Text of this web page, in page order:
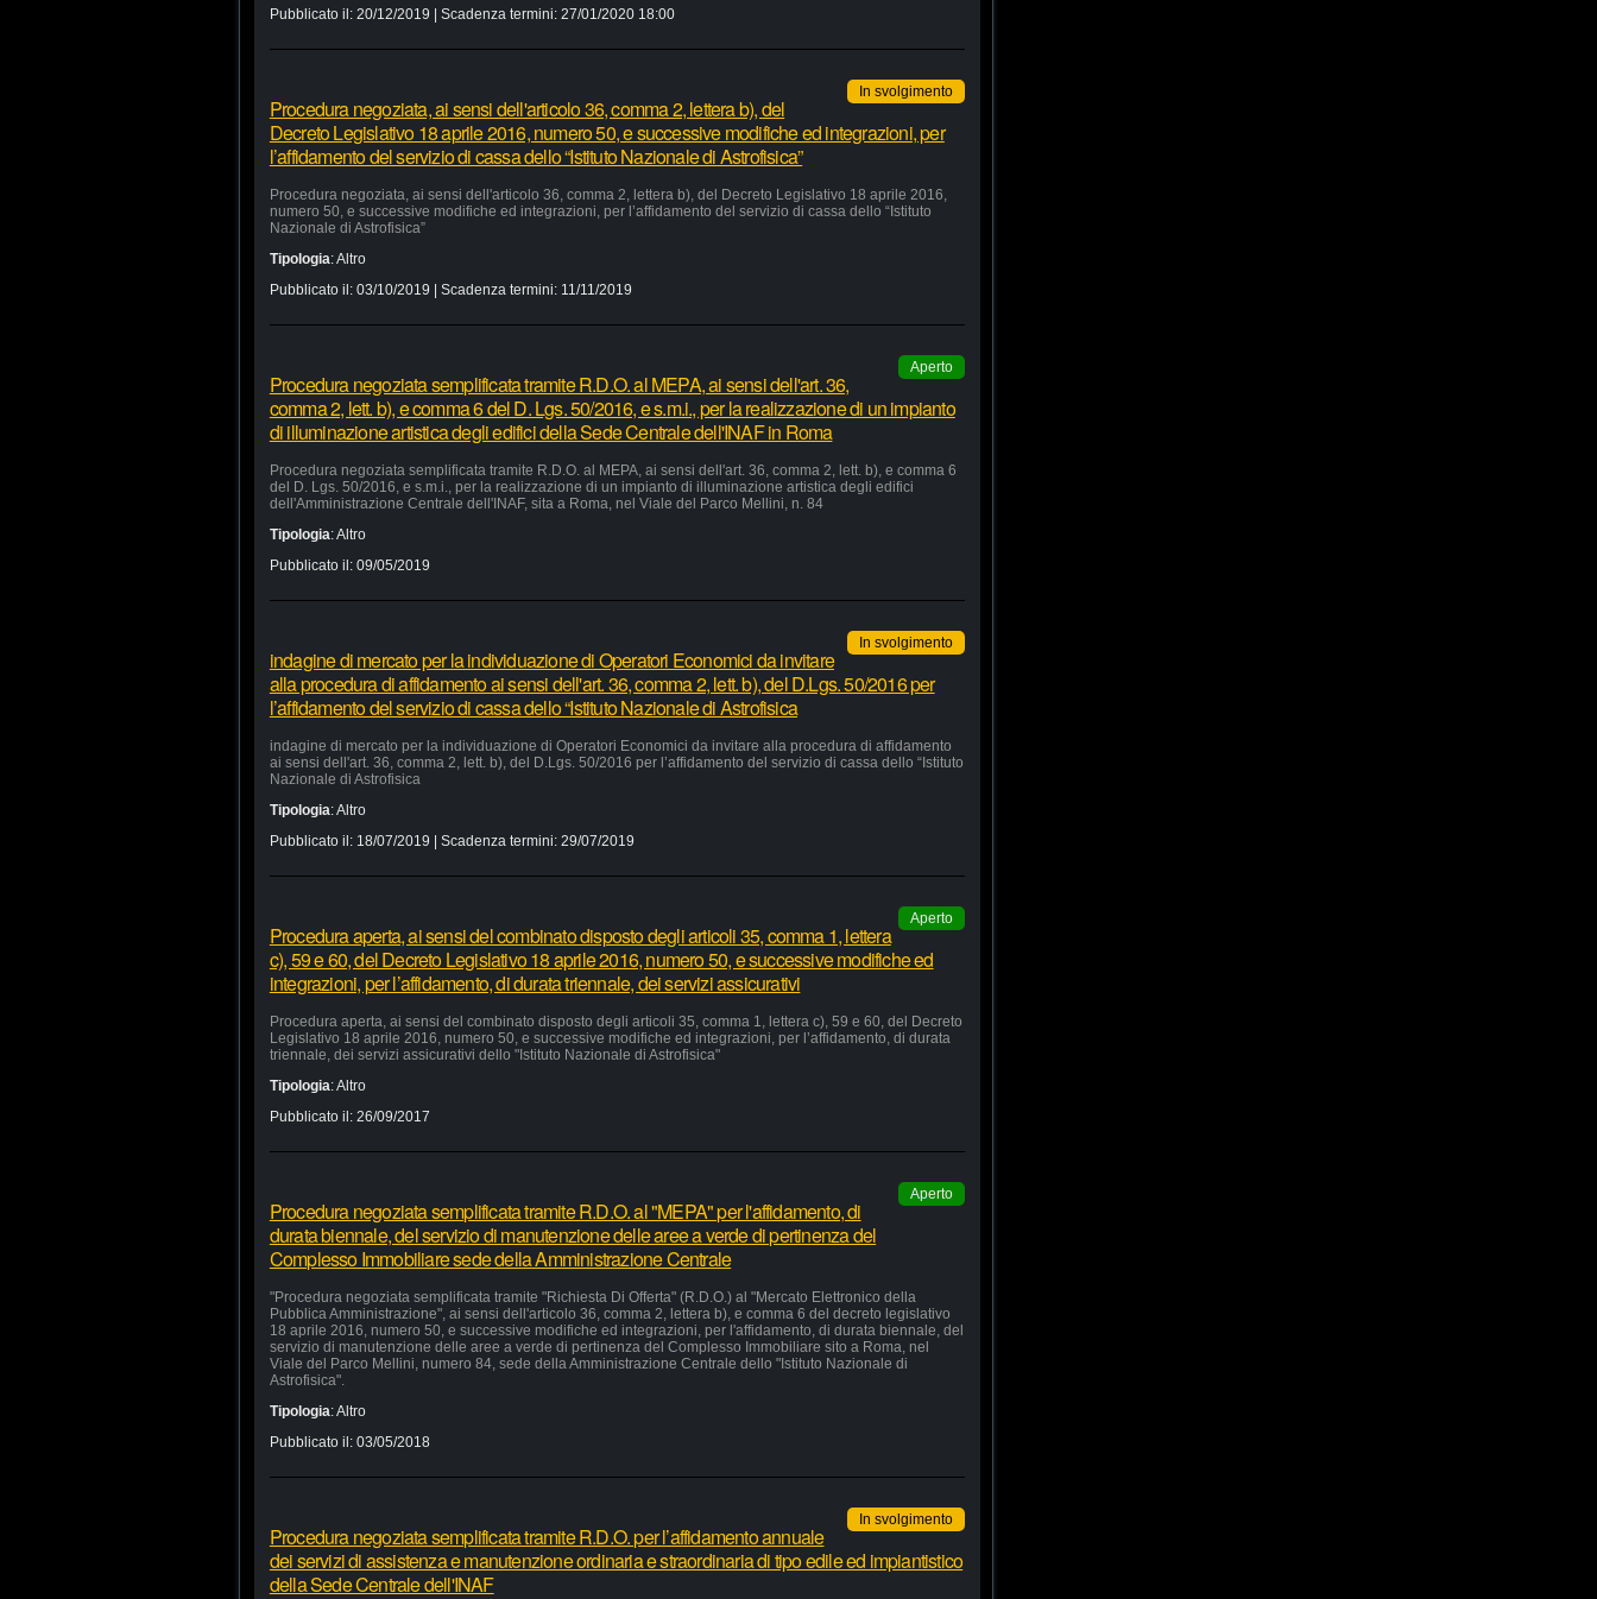
Pubblicato il: 20/12/2019 | Scadenza termini: 27/01/2020 18:00
In svolgimento
Procedura negoziata, ai sensi dell'articolo 36, comma 2, lettera b), del
Decreto Legislativo 18 aprile 2016, numero 50, e successive modifiche ed integrazioni, per
l’affidamento del servizio di cassa dello “Istituto Nazionale di Astrofisica”
Procedura negoziata, ai sensi dell'articolo 36, comma 2, lettera b), del Decreto Legislativo 18 aprile 2016,
numero 50, e successive modifiche ed integrazioni, per l’affidamento del servizio di cassa dello “Istituto
Nazionale di Astrofisica”
Tipologia:Altro
Pubblicato il: 03/10/2019 | Scadenza termini: 11/11/2019
Aperto
Procedura negoziata semplificata tramite R.D.O. al MEPA, ai sensi dell'art. 36,
comma 2, lett. b), e comma 6 del D. Lgs. 50/2016, e s.m.i., per la realizzazione di un impianto
di illuminazione artistica degli edifici della Sede Centrale dell'INAF in Roma
Procedura negoziata semplificata tramite R.D.O. al MEPA, ai sensi dell'art. 36, comma 2, lett. b), e comma 6
del D. Lgs. 50/2016, e s.m.i., per la realizzazione di un impianto di illuminazione artistica degli edifici
dell'Amministrazione Centrale dell'INAF, sita a Roma, nel Viale del Parco Mellini, n. 84
Tipologia:Altro
Pubblicato il: 09/05/2019
In svolgimento
indagine di mercato per la individuazione di Operatori Economici da invitare
alla procedura di affidamento ai sensi dell'art. 36, comma 2, lett. b), del D.Lgs. 50/2016 per
l’affidamento del servizio di cassa dello “Istituto Nazionale di Astrofisica
indagine di mercato per la individuazione di Operatori Economici da invitare alla procedura di affidamento
ai sensi dell'art. 36, comma 2, lett. b), del D.Lgs. 50/2016 per l’affidamento del servizio di cassa dello “Istituto
Nazionale di Astrofisica
Tipologia:Altro
Pubblicato il: 18/07/2019 | Scadenza termini: 29/07/2019
Aperto
Procedura aperta, ai sensi del combinato disposto degli articoli 35, comma 1, lettera
c), 59 e 60, del Decreto Legislativo 18 aprile 2016, numero 50, e successive modifiche ed
integrazioni, per l’affidamento, di durata triennale, dei servizi assicurativi
Procedura aperta, ai sensi del combinato disposto degli articoli 35, comma 1, lettera c), 59 e 60, del Decreto
Legislativo 18 aprile 2016, numero 50, e successive modifiche ed integrazioni, per l’affidamento, di durata
triennale, dei servizi assicurativi dello "Istituto Nazionale di Astrofisica"
Tipologia:Altro
Pubblicato il: 26/09/2017
Aperto
Procedura negoziata semplificata tramite R.D.O. al "MEPA" per l'affidamento, di
durata biennale, del servizio di manutenzione delle aree a verde di pertinenza del
Complesso Immobiliare sede della Amministrazione Centrale
"Procedura negoziata semplificata tramite "Richiesta Di Offerta" (R.D.O.) al "Mercato Elettronico della
Pubblica Amministrazione", ai sensi dell'articolo 36, comma 2, lettera b), e comma 6 del decreto legislativo
18 aprile 2016, numero 50, e successive modifiche ed integrazioni, per l'affidamento, di durata biennale, del
servizio di manutenzione delle aree a verde di pertinenza del Complesso Immobiliare sito a Roma, nel
Viale del Parco Mellini, numero 84, sede della Amministrazione Centrale dello "Istituto Nazionale di
Astrofisica".
Tipologia:Altro
Pubblicato il: 03/05/2018
In svolgimento
Procedura negoziata semplificata tramite R.D.O. per l’affidamento annuale
dei servizi di assistenza e manutenzione ordinaria e straordinaria di tipo edile ed impiantistico
della Sede Centrale dell'INAF